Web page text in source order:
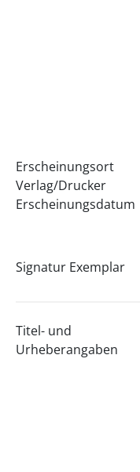
Erscheinungsort
Verlag/Drucker
Erscheinungsdatum
Signatur Exemplar
Titel- und
Urheberangaben